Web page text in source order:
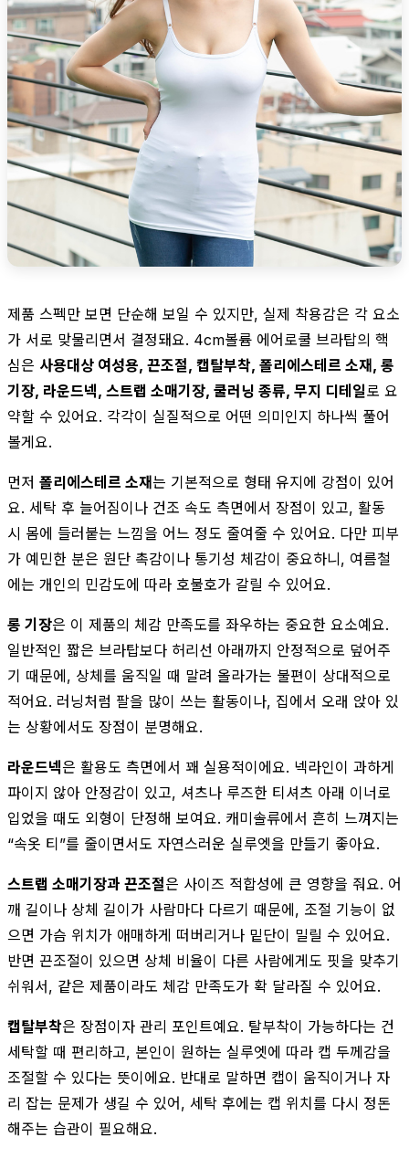
제품 스펙만 보면 단순해 보일 수 있지만, 실제 착용감은 각 요소
가 서로 맞물리면서 결정돼요. 4cm볼륨 에어로쿨 브라탑의 핵
심은 사용대상 여성용, 끈조절, 캡탈부착, 폴리에스테르 소재, 롱
기장, 라운드넥, 스트랩 소매기장, 쿨러닝 종류, 무지 디테일로 요
약할 수 있어요. 각각이 실질적으로 어떤 의미인지 하나씩 풀어
볼게요.
먼저 폴리에스테르 소재는 기본적으로 형태 유지에 강점이 있어
요. 세탁 후 늘어짐이나 건조 속도 측면에서 장점이 있고, 활동
시 몸에 들러붙는 느낌을 어느 정도 줄여줄 수 있어요. 다만 피부
가 예민한 분은 원단 촉감이나 통기성 체감이 중요하니, 여름철
에는 개인의 민감도에 따라 호불호가 갈릴 수 있어요.
롱 기장은 이 제품의 체감 만족도를 좌우하는 중요한 요소예요.
일반적인 짧은 브라탑보다 허리선 아래까지 안정적으로 덮어주
기 때문에, 상체를 움직일 때 말려 올라가는 불편이 상대적으로
적어요. 러닝처럼 팔을 많이 쓰는 활동이나, 집에서 오래 앉아 있
는 상황에서도 장점이 분명해요.
라운드넥은 활용도 측면에서 꽤 실용적이에요. 넥라인이 과하게
파이지 않아 안정감이 있고, 셔츠나 루즈한 티셔츠 아래 이너로
입었을 때도 외형이 단정해 보여요. 캐미솔류에서 흔히 느껴지는
“속옷 티”를 줄이면서도 자연스러운 실루엣을 만들기 좋아요.
스트랩 소매기장과 끈조절은 사이즈 적합성에 큰 영향을 줘요. 어
깨 길이나 상체 길이가 사람마다 다르기 때문에, 조절 기능이 없
으면 가슴 위치가 애매하게 떠버리거나 밑단이 밀릴 수 있어요.
반면 끈조절이 있으면 상체 비율이 다른 사람에게도 핏을 맞추기
쉬워서, 같은 제품이라도 체감 만족도가 확 달라질 수 있어요.
캡탈부착은 장점이자 관리 포인트예요. 탈부착이 가능하다는 건
세탁할 때 편리하고, 본인이 원하는 실루엣에 따라 캡 두께감을
조절할 수 있다는 뜻이에요. 반대로 말하면 캡이 움직이거나 자
리 잡는 문제가 생길 수 있어, 세탁 후에는 캡 위치를 다시 정돈
해주는 습관이 필요해요.